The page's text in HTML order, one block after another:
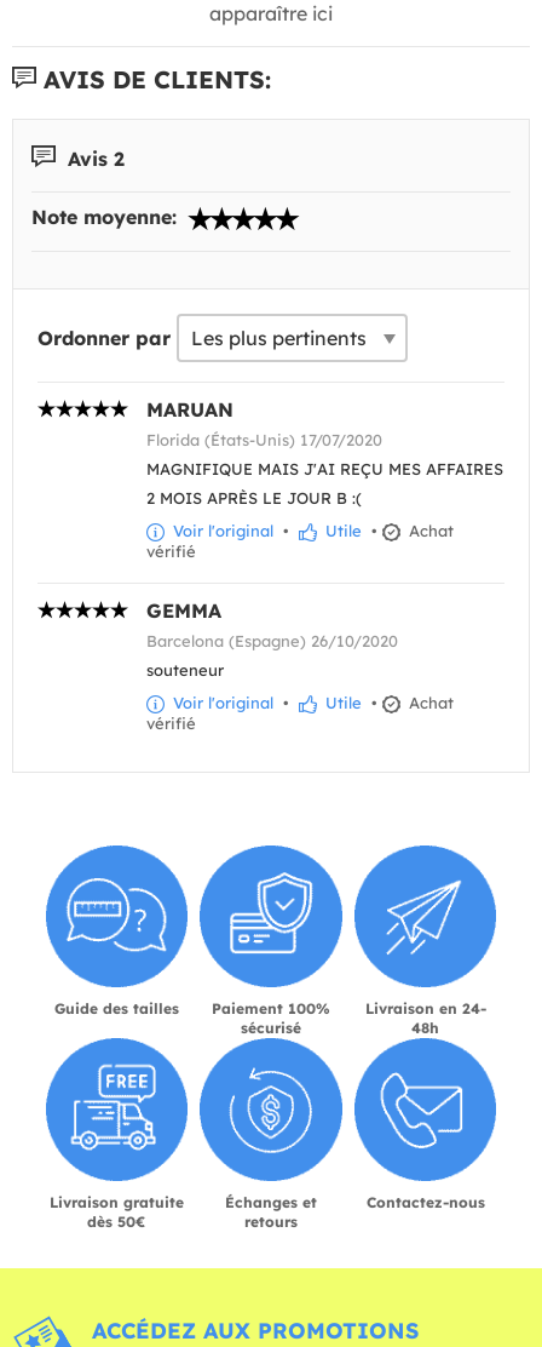
apparaître ici
AVIS DE CLIENTS:
Avis 2
Note moyenne:
Ordonner par
MARUAN
Florida (États-Unis) 17/07/2020
MAGNIFIQUE MAIS J'AI REÇU MES AFFAIRES
2 MOIS APRÈS LE JOUR B :(
Voir l'original • Utile •
Achat
vérifié
GEMMA
Barcelona (Espagne) 26/10/2020
souteneur
Voir l'original • Utile •
Achat
vérifié
Guide des tailles
Paiement 100%
sécurisé
Livraison en 24-
48h
Livraison gratuite
dès 50€
Échanges et
retours
Contactez-nous
ACCÉDEZ AUX PROMOTIONS